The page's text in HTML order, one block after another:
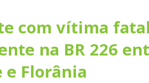
com vítima
na BR 226
e Florânia